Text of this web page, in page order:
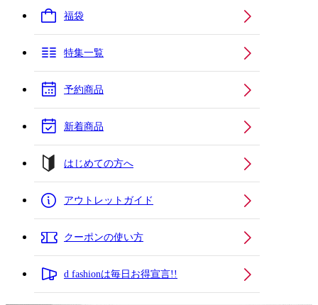
福袋
特集一覧
予約商品
新着商品
はじめての方へ
アウトレットガイド
クーポンの使い方
d fashionは毎日お得宣言!!